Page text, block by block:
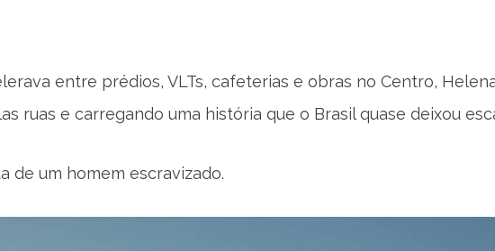
entre prédios, VLTs, cafeterias e obras no Centro,
ruas e carregando uma história que o Brasil quase deixou
de um homem escravizado.